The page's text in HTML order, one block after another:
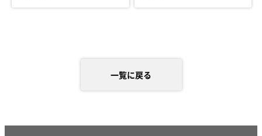
一覧に戻る